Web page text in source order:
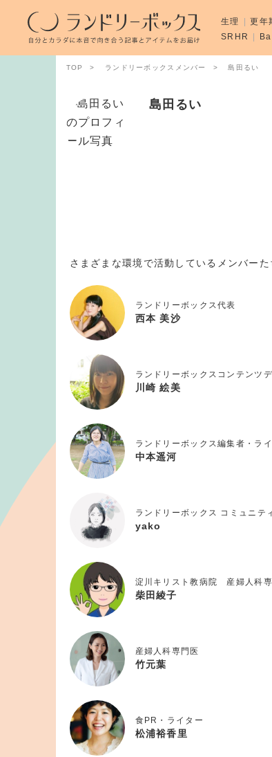
TOP ランドリーボックスメンバー 島田るい
島田るい
さまざまな環境で活動しているメンバー
ランドリーボックス代表
西本 美沙
ランドリーボックスコンテンツ
川崎 絵美
ランドリーボックス編集者・ラ
中本遥河
ランドリーボックス コミュニテ
yako
淀川キリスト教病院 産婦人科
柴田綾子
産婦人科専門医
竹元葉
食PR・ライター
松浦裕香里
生理 更年
SRHR